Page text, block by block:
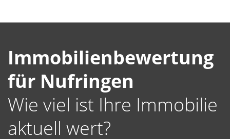
Immobilienbewertung
für Nufringen
Wie viel ist Ihre Immobilie
aktuell wert?